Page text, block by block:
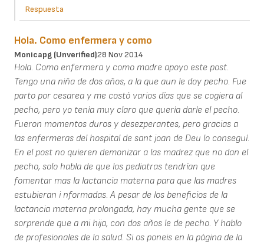
Respuesta
Hola. Como enfermera y como
Monicapg (unverified)28 Nov 2014
Hola. Como enfermera y como madre apoyo este post.
Tengo una niña de dos años, a la que aun le doy pecho. Fue
parto por cesarea y me costó varios días que se cogiera al
pecho, pero yo tenía muy claro que quería darle el pecho.
Fueron momentos duros y desezperantes, pero gracias a
las enfermeras del hospital de sant joan de Deu lo conseguí.
En el post no quieren demonizar a las madrez que no dan el
pecho, solo habla de que los pediatras tendrían que
fomentar mas la lactancia materna para que las madres
estubieran i nformadas. A pesar de los beneficios de la
lactancia materna prolongada, hay mucha gente que se
sorprende que a mi hija, con dos años le de pecho. Y hablo
de profesionales de la salud. Si os poneis en la página de la